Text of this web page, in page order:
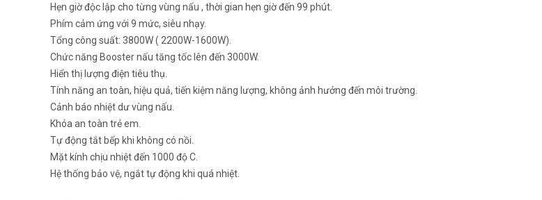
Hẹn giờ độc lập cho từng vùng nấu , thời gian hẹn giờ đến 99 phút.
Phím cảm ứng với 9 mức, siêu nhạy.
Tổng công suất: 3800W ( 2200W-1600W).
Chức năng Booster nấu tăng tốc lên đến 3000W.
Hiển thị lượng điện tiêu thụ.
Tính năng an toàn, hiệu quả, tiến kiệm năng lượng, không ảnh hưởng đến môi trường.
Cảnh báo nhiệt dư vùng nấu.
Khóa an toàn trẻ em.
Tự động tắt bếp khi không có nồi.
Mặt kính chịu nhiệt đến 1000 độ C.
Hệ thống bảo vệ, ngắt tự động khi quá nhiệt.